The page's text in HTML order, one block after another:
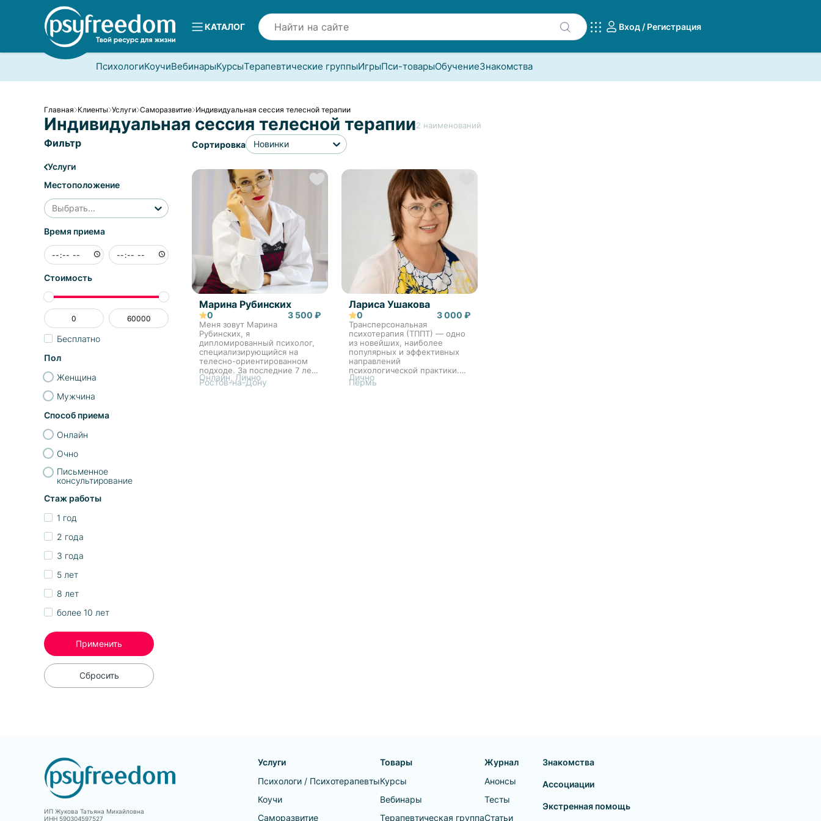
КАТАЛОГ Вход / Регистрация
ПсихологиКоучиВебинарыКурсыТерапевтические группыИгрыПси-товарыОбучениеЗнакомства
Главная Клиенты Услуги Саморазвитие Индивидуальная сессия телесной терапии
Индивидуальная сессия телесной терапии2 наименований
Фильтр
Услуги
Местоположение
Выбрать...
Время приема
Стоимость
Бесплатно
Пол
Женщина
Мужчина
Способ приема
Онлайн
Очно
Письменное
консультирование
Стаж работы
1 год
2 года
3 года
5 лет
8 лет
более 10 лет
Применить
Сбросить
Сортировка Новинки
Марина Рубинских
0 3 500 ₽
Меня зовут Марина
Рубинских, я
дипломированный психолог,
специализирующийся на
телесно-ориентированном
подходе. За последние 7 лет
я помогла множеству людей
с разными психологическими
Онлайн, Лично
Ростов-на-Дону
Лариса Ушакова
0 3 000 ₽
Трансперсональная
психотерапия (ТППТ) — одно
из новейших, наиболее
популярных и эффективных
направлений
психологической практики.
Трансперсональный подход
фокусирует внимание на
Лично
Пермь
ИП Жукова Татьяна Михайловна
ИНН 590304597527
Услуги
Психологи / Психотерапевты
Коучи
Саморазвитие
Товары
Курсы
Вебинары
Терапевтическая группа
Журнал
Анонсы
Тесты
Статьи
Знакомства
Ассоциации
Экстренная помощь